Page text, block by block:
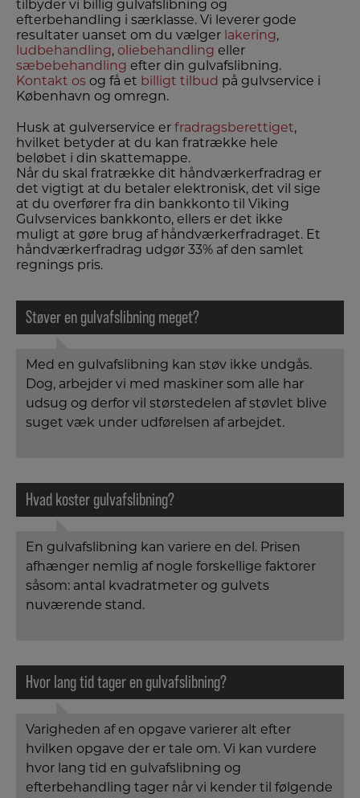
tilbyder vi billig gulvafslibning og
efterbehandling i særklasse. Vi leverer gode
resultater uanset om du vælger lakering,
ludbehandling, oliebehandling eller
sæbebehandling efter din gulvafslibning.
Kontakt os og få et billigt tilbud på gulvservice i
København og omregn.
Husk at gulverservice er fradragsberettiget,
hvilket betyder at du kan fratrække hele
beløbet i din skattemappe.
Når du skal fratrække dit håndværkerfradrag er
det vigtigt at du betaler elektronisk, det vil sige
at du overfører fra din bankkonto til Viking
Gulvservices bankkonto, ellers er det ikke
muligt at gøre brug af håndværkerfradraget. Et
håndværkerfradrag udgør 33% af den samlet
regnings pris.
Støver en gulvafslibning meget?
Med en gulvafslibning kan støv ikke undgås.
Dog, arbejder vi med maskiner som alle har
udsug og derfor vil størstedelen af støvlet blive
suget væk under udførelsen af arbejdet.
Hvad koster gulvafslibning?
En gulvafslibning kan variere en del. Prisen
afhænger nemlig af nogle forskellige faktorer
såsom: antal kvadratmeter og gulvets
nuværende stand.
Hvor lang tid tager en gulvafslibning?
Varigheden af en opgave varierer alt efter
hvilken opgave der er tale om. Vi kan vurdere
hvor lang tid en gulvafslibning og
efterbehandling tager når vi kender til følgende